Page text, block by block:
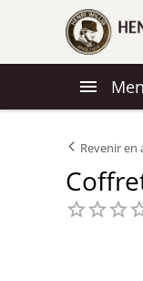
Revenir en